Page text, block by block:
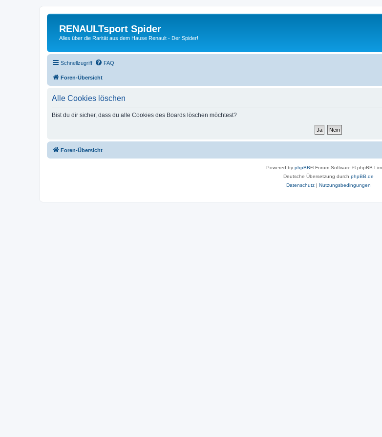
RENAULTsport Spider
Alles über die Rarität aus dem Hause Renault - Der Spider!
Schnellzugriff FAQ
Foren-Übersicht
Alle Cookies löschen
Bist du dir sicher, dass du alle Cookies des Boards löschen möchtest?
Foren-Übersicht
Powered by phpBB® Forum Software © phpBB
Deutsche Übersetzung durch phpBB.de
Datenschutz| Nutzungsbedingungen